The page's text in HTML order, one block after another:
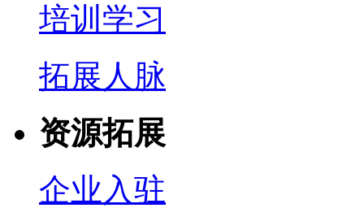
培训学习
拓展人脉
资源拓展
企业入驻